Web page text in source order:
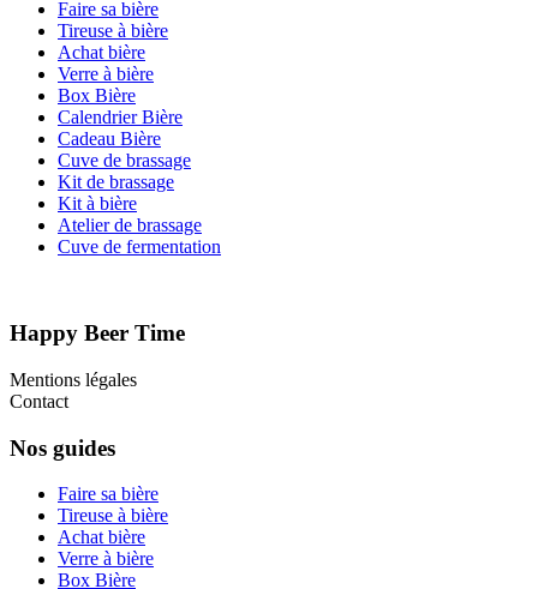
Faire sa bière
Tireuse à bière
Achat bière
Verre à bière
Box Bière
Calendrier Bière
Cadeau Bière
Cuve de brassage
Kit de brassage
Kit à bière
Atelier de brassage
Cuve de fermentation
Happy Beer Time
Mentions légales
Contact
Nos guides
Faire sa bière
Tireuse à bière
Achat bière
Verre à bière
Box Bière